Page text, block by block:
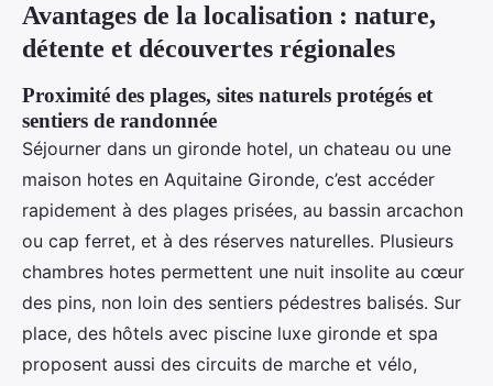
Avantages de la localisation : nature,
détente et découvertes régionales
Proximité des plages, sites naturels protégés et
sentiers de randonnée
Séjourner dans un gironde hotel, un chateau ou une
maison hotes en Aquitaine Gironde, c’est accéder
rapidement à des plages prisées, au bassin arcachon
ou cap ferret, et à des réserves naturelles. Plusieurs
chambres hotes permettent une nuit insolite au cœur
des pins, non loin des sentiers pédestres balisés. Sur
place, des hôtels avec piscine luxe gironde et spa
proposent aussi des circuits de marche et vélo,